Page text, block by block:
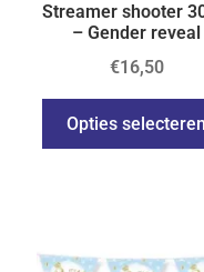
Streamer shooter
– Gender reveal
€16,50
Opties selecteren